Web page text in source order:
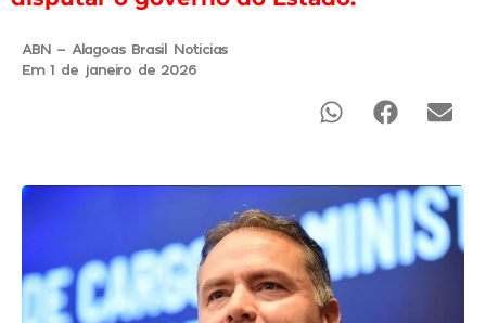
ABN - Alagoas Brasil Noticias
Em 1 de janeiro de 2026